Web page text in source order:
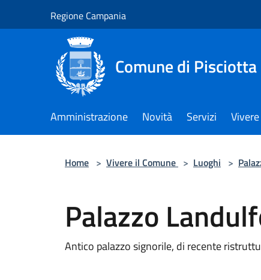
Regione Campania
Comune di Pisciotta
Amministrazione Novità Servizi
Home > Vivere il Comune > Luoghi >
Palazzo
Antico palazzo signorile, di recente